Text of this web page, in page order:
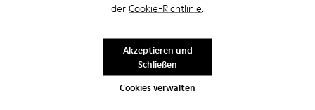
der Cookie-Richtlinie.
Cookies verwalten
Akzeptieren und
Schließen